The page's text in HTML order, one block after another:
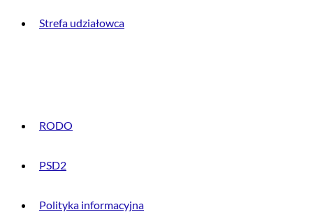
Strefa udziałowca
RODO
PSD2
Polityka informacyjna